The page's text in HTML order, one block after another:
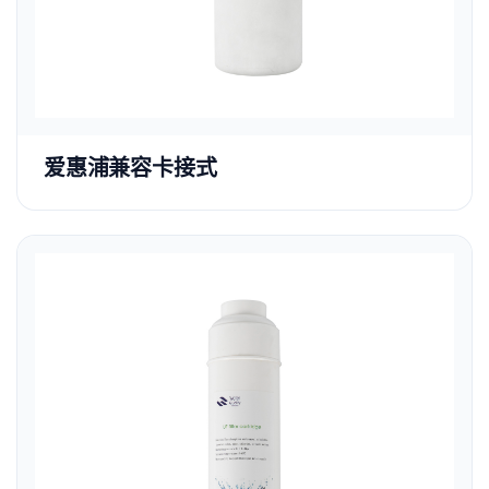
爱惠浦兼容卡接式